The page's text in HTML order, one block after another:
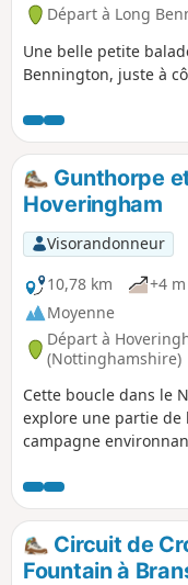
Départ à Long
Une belle petite
Bennington, juste à
Gunthorpe
Hoveringham
Visorandonneur
10,78 km
+4 m
Moyenne
Départ à
(Nottinghamshire)
Cette boucle dans le
explore une partie de
campagne
Hoveringham.
Circuit de
Fountain à